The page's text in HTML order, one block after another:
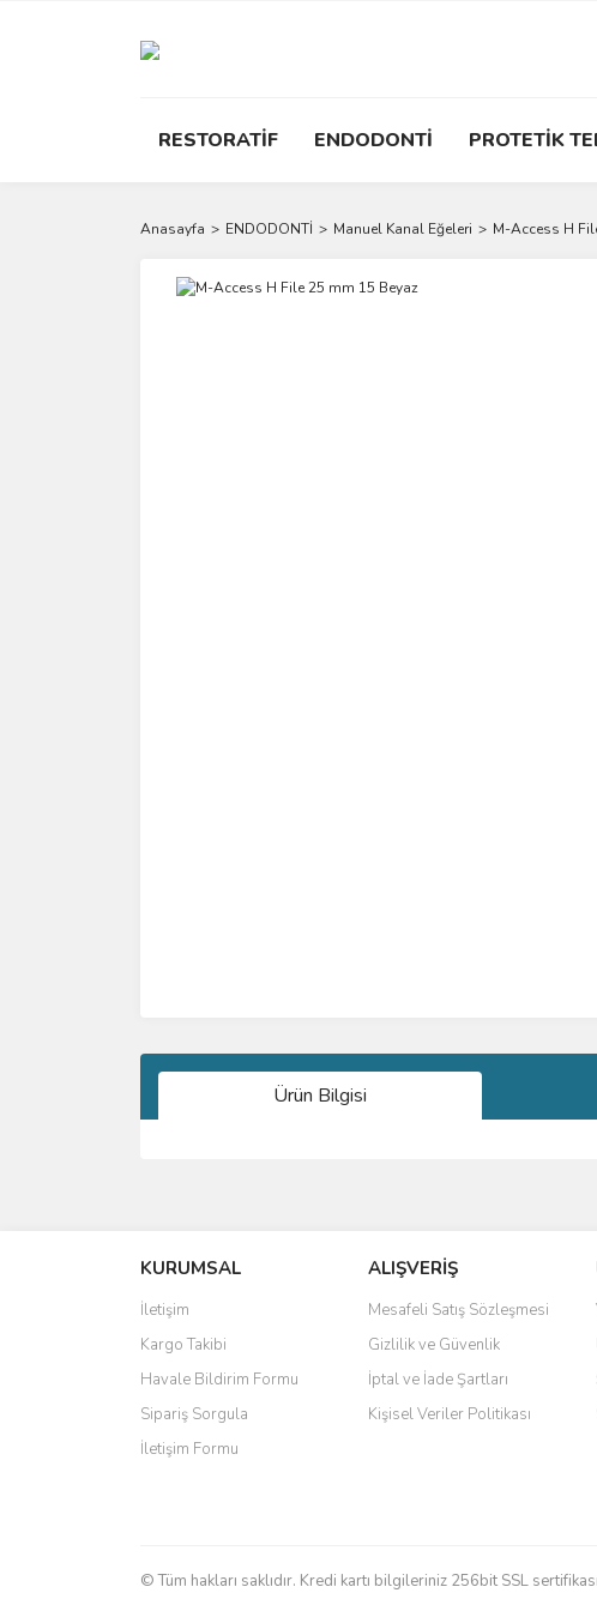
RESTORATİF ENDODONTİ PROTETİK
Anasayfa ENDODONTİ Manuel Kanal Eğeleri M-Access H
Ürün Bilgisi
Ürün resmi kalitesiz, bozuk veya görüntülenemiyor.
Ürün açıklamasında eksik bilgiler bulunuyor.
Ürün bilgilerinde hatalar bulunuyor.
Ürün fiyatı diğer sitelerden daha pahalı.
Bu ürüne benzer farklı alternatifler olmalı.
KURUMSAL
İletişim
Kargo Takibi
Havale Bildirim Formu
Sipariş Sorgula
İletişim Formu
ALIŞVERİŞ
Mesafeli Satış Sözleşmesi
Gizlilik ve Güvenlik
İptal ve İade Şartları
Kişisel Veriler Politikası
© Tüm hakları saklıdır. Kredi kartı bilgileriniz 256bit SSL